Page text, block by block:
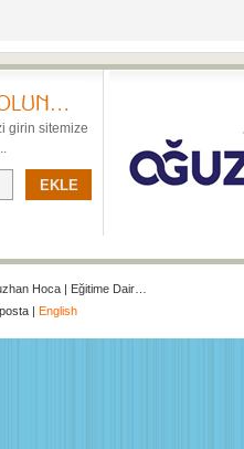
girin sitemize
Hoca | Eğitime Dair…
| English